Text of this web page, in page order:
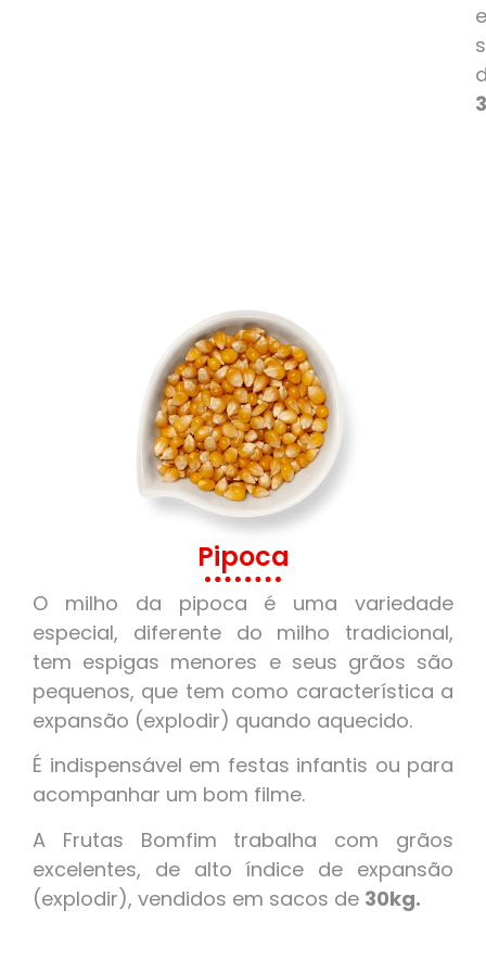
Pipoca
O milho da pipoca é uma variedade
especial, diferente do milho tradicional,
tem espigas menores e seus grãos são
pequenos, que tem como característica a
expansão (explodir) quando aquecido.
É indispensável em festas infantis ou para
acompanhar um bom filme.
A Frutas Bomfim trabalha com grãos
excelentes, de alto índice de expansão
(explodir), vendidos em sacos de 30kg.